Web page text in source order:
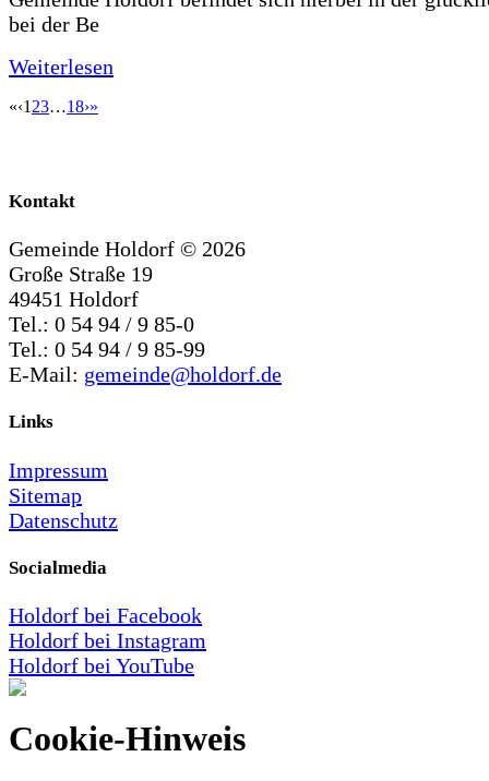
bei der Be
Weiterlesen
«‹1 23…18›»
Kontakt
Gemeinde Holdorf © 2026
Große Straße 19
49451 Holdorf
Tel.: 0 54 94 / 9 85-0
Tel.: 0 54 94 / 9 85-99
E-Mail: gemeinde@holdorf.de
Links
Impressum
Sitemap
Datenschutz
Socialmedia
Holdorf bei Facebook
Holdorf bei Instagram
Holdorf bei YouTube
Cookie-Hinweis